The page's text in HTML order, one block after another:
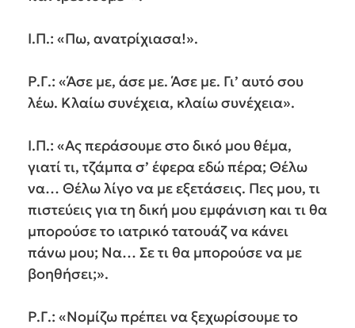
Ι.Π.: «Πω, ανατρίχιασα!».
Ρ.Γ.: «Άσε με, άσε με. Άσε με. Γι’ αυτό σου
λέω. Κλαίω συνέχεια, κλαίω συνέχεια».
Ι.Π.: «Ας περάσουμε στο δικό μου θέμα,
γιατί τι, τζάμπα σ’ έφερα εδώ πέρα; Θέλω
να… Θέλω λίγο να με εξετάσεις. Πες μου, τι
πιστεύεις για τη δική μου εμφάνιση και τι θα
μπορούσε το ιατρικό τατουάζ να κάνει
πάνω μου; Να… Σε τι θα μπορούσε να με
βοηθήσει;».
Ρ.Γ.: «Νομίζω πρέπει να ξεχωρίσουμε το